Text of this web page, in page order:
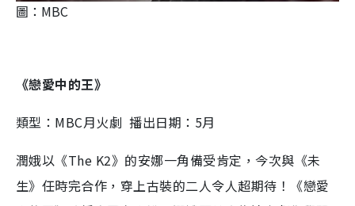
圖：MBC
《戀愛中的王》
類型：MBC月火劇 播出日期：5月
潤娥以《The K2》的安娜一角備受肯定，今次與《未
生》任時完合作，穿上古裝的二人令人超期待！《戀愛